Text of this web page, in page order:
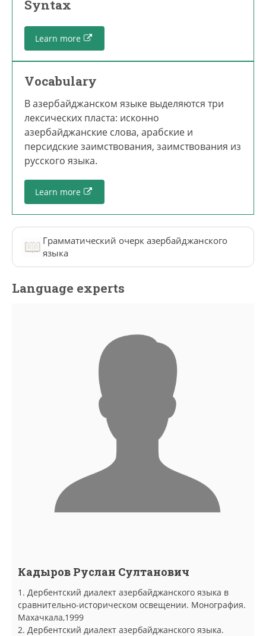
Syntax
Learn more
Vocabulary
В азербайджанском языке выделяются три
лексических пласта: исконно
азербайджанские слова, арабские и
персидские заимствования, заимствования из
русского языка.
Learn more
Грамматический очерк азербайджанского
языка
Language experts
Кадыров Руслан Султанович
1. Дербентский диалект азербайджанского языка в
сравнительно-историческом освещении. Монография.
Махачкала,1999
2. Дербентский диалект азербайджанского языка.